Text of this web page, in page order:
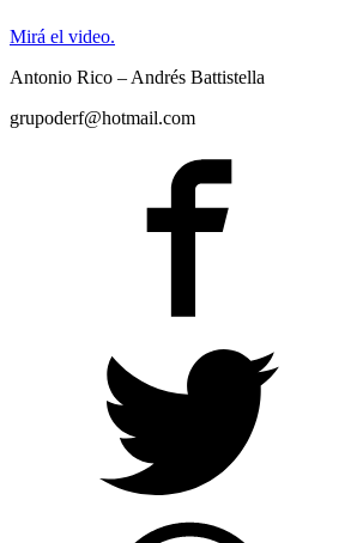
Mirá el video.
Antonio Rico – Andrés Battistella
grupoderf@hotmail.com